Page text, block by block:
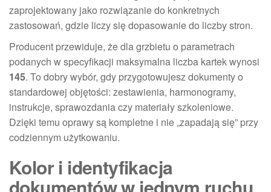
zaprojektowany jako rozwiązanie do konkretnych
zastosowań, gdzie liczy się dopasowanie do liczby stron.
Producent przewiduje, że dla grzbietu o parametrach
podanych w specyfikacji maksymalna liczba kartek wynosi
145. To dobry wybór, gdy przygotowujesz dokumenty o
standardowej objętości: zestawienia, harmonogramy,
instrukcje, sprawozdania czy materiały szkoleniowe.
Dzięki temu oprawy są kompletne i nie „zapadają się” przy
codziennym użytkowaniu.
Kolor i identyfikacja